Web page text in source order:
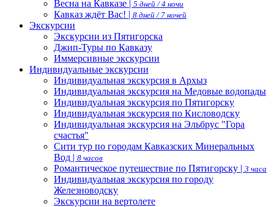
Весна на Кавказе | 5 дней / 4 ночи
Кавказ ждёт Вас! | 8 дней / 7 ночей
Экскурсии
Экскурсии из Пятигорска
Джип-Туры по Кавказу
Иммерсивные экскурсии
Индивидуальные экскурсии
Индивидуальная экскурсия в Архыз
Индивидуальная экскурсия на Медовые водопады
Индивидуальная экскурсия по Пятигорску
Индивидуальная экскурсия по Кисловодску
Индивидуальная экскурсия на Эльбрус "Гора
счастья"
Сити тур по городам Кавказских Минеральных
Вод | 8 часов
Романтическое путешествие по Пятигорску | 3 часа
Индивидуальная экскурсия по городу
Железноводску
Экскурсии на вертолете